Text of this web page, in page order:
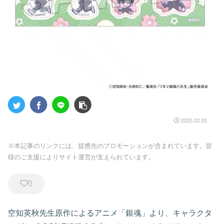
2025.02.01
※本記事のリンクには、提携先のプロモーションが含まれています。皆
様のご支援によりサイト運営が支えられています。
0
空知英秋先生原作によるアニメ「銀魂」より、キャラクタ